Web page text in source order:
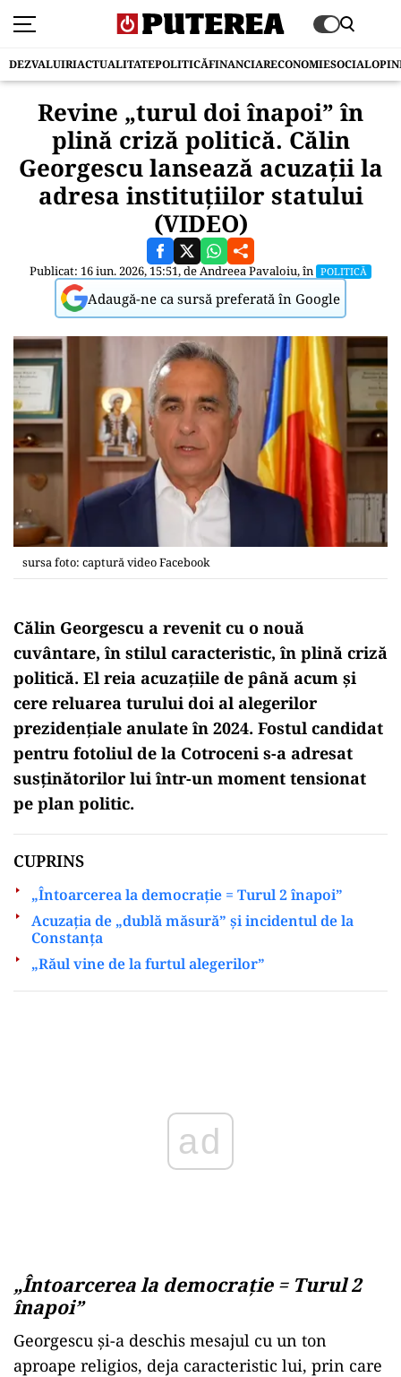
DEZVALUIRIACTUALITATEPOLITICĂFINANCIARECONOMIESOCIAL
Revine „turul doi înapoi” în
plină criză politică. Călin
Georgescu lansează acuzații la
adresa instituțiilor statului
(VIDEO)
Publicat: 16 iun. 2026, 15:51, deAndreea Pavaloiu, în POLITICĂ
Adaugă-ne ca sursă preferată în Google
sursa foto: captură video Facebook
Călin Georgescu a revenit cu o nouă
cuvântare, în stilul caracteristic, în plină criză
politică. El reia acuzațiile de până acum și
cere reluarea turului doi al alegerilor
prezidențiale anulate în 2024. Fostul candidat
pentru fotoliul de la Cotroceni s-a adresat
susținătorilor lui într-un moment tensionat
pe plan politic.
CUPRINS
„Întoarcerea la democrație = Turul 2 înapoi”
Acuzația de „dublă măsură” și incidentul de la
Constanța
„Răul vine de la furtul alegerilor”
„Întoarcerea la democrație = Turul 2
înapoi”
Georgescu și-a deschis mesajul cu un ton
aproape religios, deja caracteristic lui, prin care